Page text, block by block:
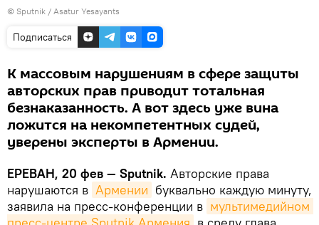
© Sputnik / Asatur Yesayants
Подписаться
К массовым нарушениям в сфере защиты
авторских прав приводит тотальная
безнаказанность. А вот здесь уже вина
ложится на некомпетентных судей,
уверены эксперты в Армении.
ЕРЕВАН, 20 фев — Sputnik. Авторские права
нарушаются в Армении буквально каждую минуту,
заявила на пресс-конференции в мультимедийном